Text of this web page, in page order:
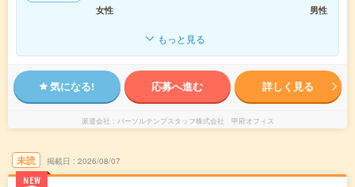
女性
男性
もっと見る
気になる! 応募へ進む 詳しく見る
派遣会社 パーソルテンプスタッフ株式会社 甲府オフィス
未読
NEW
掲載日 2026/08/07